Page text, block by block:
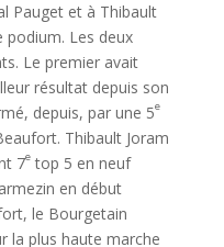
Pauget et à Thibault
podium. Les deux
Le premier avait
résultat depuis son
depuis, par une 5e
Thibault Joram
7etop 5 en neuf
en début
le Bourgetain
la plus haute marche